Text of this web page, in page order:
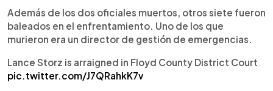
Además de los dos oficiales muertos, otros siete fueron
baleados en el enfrentamiento. Uno de los que
murieron era un director de gestión de emergencias.
Lance Storz is arraigned in Floyd County District Court
pic.twitter.com/J7QRahkK7v